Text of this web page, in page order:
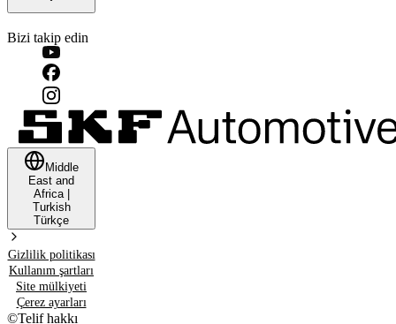
Bizi takip edin
Middle
East and
Africa|
Turkish
Türkçe
Gizlilik politikası
Kullanım şartları
Site mülkiyeti
Çerez ayarları
©Telif hakkı